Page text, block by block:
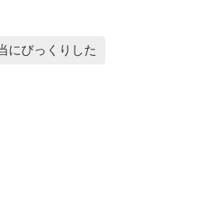
にびっくりした